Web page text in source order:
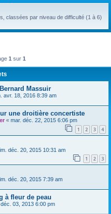
classées par niveau de difficulté (1 à 6)
1 sur 1
Massuir
avr. 18, 2016 8:39 am
une droitière concertiste
« mar. déc. 22, 2015 6:06 pm
1 2 3 4
déc. 20, 2015 10:31 am
1 2 3
déc. 20, 2015 7:39 am
à fleur de peau
03, 2013 6:00 pm